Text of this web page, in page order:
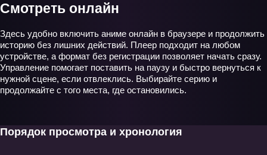
Смотреть онлайн
Здесь удобно включить аниме онлайн в браузере и продолжить
историю без лишних действий. Плеер подходит на любом
устройстве, а формат без регистрации позволяет начать сразу.
Управление помогает поставить на паузу и быстро вернуться к
нужной сцене, если отвлеклись. Выбирайте серию и
продолжайте с того места, где остановились.
Порядок просмотра и хронология